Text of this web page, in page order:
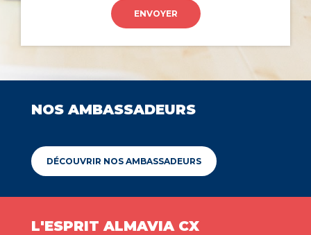
ENVOYER
NOS AMBASSADEURS
DÉCOUVRIR NOS AMBASSADEURS
L'ESPRIT ALMAVIA CX